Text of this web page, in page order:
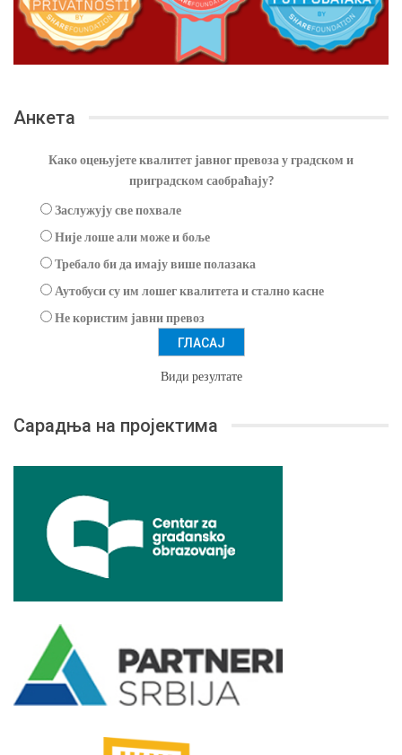
Анкета
Како оцењујете квалитет јавног превоза у градском и
приградском саобраћају?
Заслужују све похвале
Није лоше али може и боље
Требало би да имају више полазака
Аутобуси су им лошег квалитета и стално касне
Не користим јавни превоз
Види резултате
Сарадња на пројектима